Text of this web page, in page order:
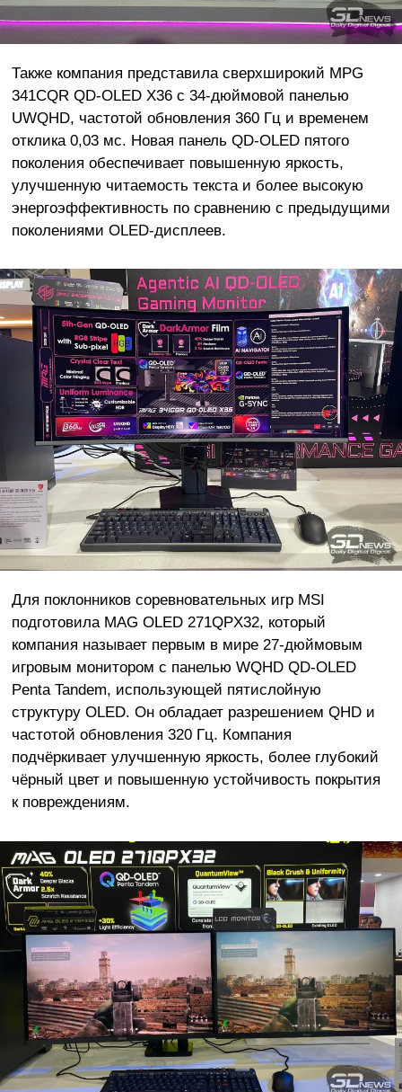
Также компания представила сверхширокий MPG
341CQR QD-OLED X36 с 34-дюймовой панелью
UWQHD, частотой обновления 360 Гц и временем
отклика 0,03 мс. Новая панель QD-OLED пятого
поколения обеспечивает повышенную яркость,
улучшенную читаемость текста и более высокую
энергоэффективность по сравнению с предыдущими
поколениями OLED-дисплеев.
Для поклонников соревновательных игр MSI
подготовила MAG OLED 271QPX32, который
компания называет первым в мире 27-дюймовым
игровым монитором с панелью WQHD QD-OLED
Penta Tandem, использующей пятислойную
структуру OLED. Он обладает разрешением QHD и
частотой обновления 320 Гц. Компания
подчёркивает улучшенную яркость, более глубокий
чёрный цвет и повышенную устойчивость покрытия
к повреждениям.